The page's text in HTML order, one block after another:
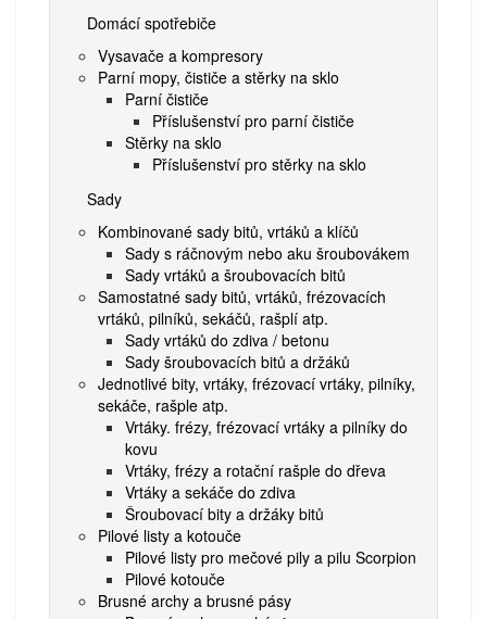
Domácí spotřebiče
Vysavače a kompresory
Parní mopy, čističe a stěrky na sklo
Parní čističe
Příslušenství pro parní čističe
Stěrky na sklo
Příslušenství pro stěrky na sklo
Sady
Kombinované sady bitů, vrtáků a klíčů
Sady s ráčnovým nebo aku šroubovákem
Sady vrtáků a šroubovacích bitů
Samostatné sady bitů, vrtáků, frézovacích
vrtáků, pilníků, sekáčů, rašplí atp.
Sady vrtáků do zdiva / betonu
Sady šroubovacích bitů a držáků
Jednotlivé bity, vrtáky, frézovací vrtáky, pilníky,
sekáče, rašple atp.
Vrtáky. frézy, frézovací vrtáky a pilníky do
kovu
Vrtáky, frézy a rotační rašple do dřeva
Vrtáky a sekáče do zdiva
Šroubovací bity a držáky bitů
Pilové listy a kotouče
Pilové listy pro mečové pily a pilu Scorpion
Pilové kotouče
Brusné archy a brusné pásy